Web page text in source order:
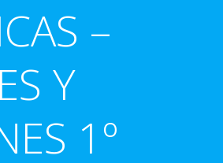
–
Y
1º